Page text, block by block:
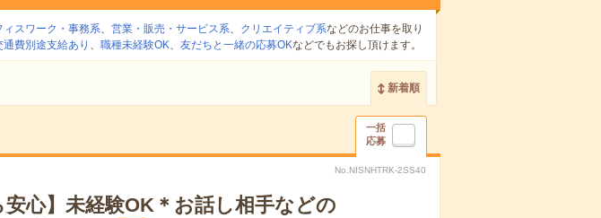
ィスワーク・事務系、 営業・販売・サービス系、 クリエイティブ系などのお仕事を取り
通費別途支給あり 、 職種未経験OK、 友だちと一緒の応募OKなどでもお探し頂けます。
新着順
一括
応募
No.NISNHTRK-2SS40
安心】未経験OK＊お話し相手などの